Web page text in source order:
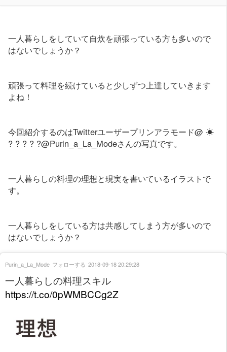
一人暮らしをしていて自炊を頑張っている方も多いので
はないでしょうか？
頑張って料理を続けていると少しずつ上達していきます
よね！
今回紹介するのはTwitterユーザープリンアラモード@ ☀
? ? ? ? ?@Purin_a_La_Modeさんの写真です。
一人暮らしの料理の理想と現実を書いているイラストで
す。
一人暮らしをしている方は共感してしまう方が多いので
はないでしょうか？
一人暮らしの料理スキル
https://t.co/0pWMBCCg2Z
Purin_a_La_Mode フォローする 2018-09-18 20:29:28